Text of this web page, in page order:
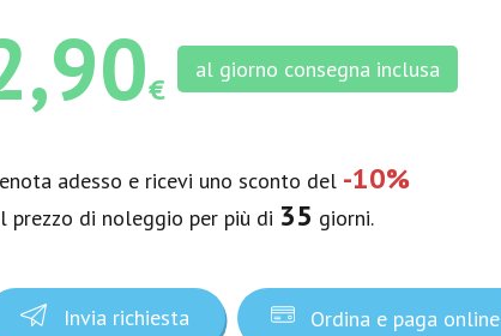
€
al giorno consegna inclusa
adesso e ricevi uno sconto del -10%
prezzo di noleggio per più di 35 giorni.
Invia richiesta Ordina e paga online